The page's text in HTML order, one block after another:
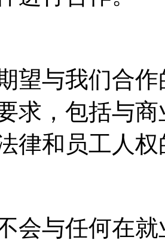
与我们合作
求，包括与
律和员工人
与任何在就